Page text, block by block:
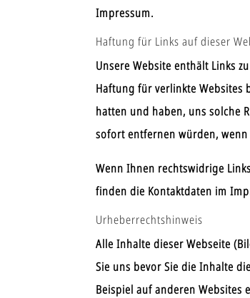
Impressum.
Haftung für Links auf dieser
Unsere Website enthält Links
Haftung für verlinkte Websites
hatten und haben, uns solche
sofort entfernen würden,
Wenn Ihnen rechtswidrige
finden die Kontaktdaten im
Urheberrechtshinweis
Alle Inhalte dieser Webseite
Sie uns bevor Sie die Inhalte
Beispiel auf anderen